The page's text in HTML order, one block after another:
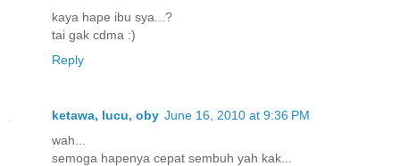
kaya hape ibu sya...?
tai gak cdma :)
Reply
ketawa, lucu, oby June 16, 2010 at 9:36 PM
wah...
semoga hapenya cepat sembuh yah kak...